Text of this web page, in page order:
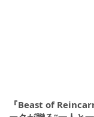
『Beast of